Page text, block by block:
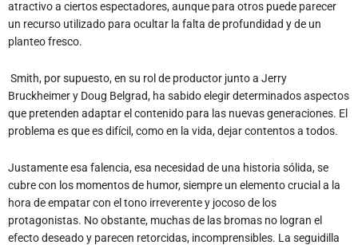
atractivo a ciertos espectadores, aunque para otros puede parecer
un recurso utilizado para ocultar la falta de profundidad y de un
planteo fresco.
Smith, por supuesto, en su rol de productor junto a Jerry
Bruckheimer y Doug Belgrad, ha sabido elegir determinados aspectos
que pretenden adaptar el contenido para las nuevas generaciones. El
problema es que es difícil, como en la vida, dejar contentos a todos.
Justamente esa falencia, esa necesidad de una historia sólida, se
cubre con los momentos de humor, siempre un elemento crucial a la
hora de empatar con el tono irreverente y jocoso de los
protagonistas. No obstante, muchas de las bromas no logran el
efecto deseado y parecen retorcidas, incomprensibles. La seguidilla